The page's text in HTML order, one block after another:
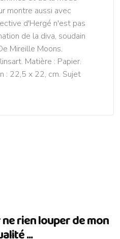
montre aussi avec
d'Hergé n'est pas
de la diva, soudain
Mireille Moons.
Matière : Papier.
: 22,5 x 22, cm. Sujet
rien louper de mon
...